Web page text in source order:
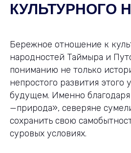
КУЛЬТУРНОГО
Бережное отношение к
народностей Таймыра и
пониманию не только
непростого развития этого
будущем. Именно
—природа», северяне
сохранить свою
суровых условиях.